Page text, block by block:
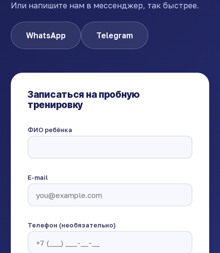
Или напишите нам в мессенджер, так быстрее.
WhatsApp Telegram
Записаться на пробную
тренировку
ФИО ребёнка
E-mail
Телефон (необязательно)